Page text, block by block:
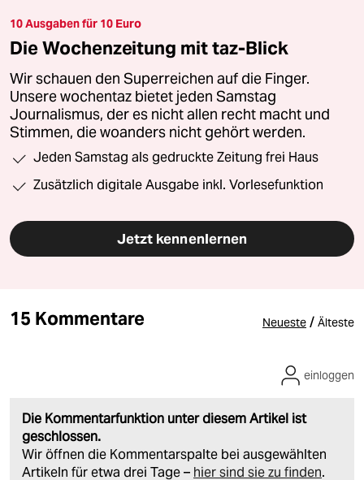
10 Ausgaben für 10 Euro
Die Wochenzeitung mit taz-Blick
Wir schauen den Superreichen auf die Finger.
Unsere wochentaz bietet jeden Samstag
Journalismus, der es nicht allen recht macht und
Stimmen, die woanders nicht gehört werden.
Jeden Samstag als gedruckte Zeitung frei Haus
Zusätzlich digitale Ausgabe inkl. Vorlesefunktion
Jetzt kennenlernen
15 Kommentare Neueste / Älteste
Die Kommentarfunktion unter diesem Artikel ist
geschlossen.
Wir öffnen die Kommentarspalte bei ausgewählten
Artikeln für etwa drei Tage – hier sind sie zu finden.
einloggen